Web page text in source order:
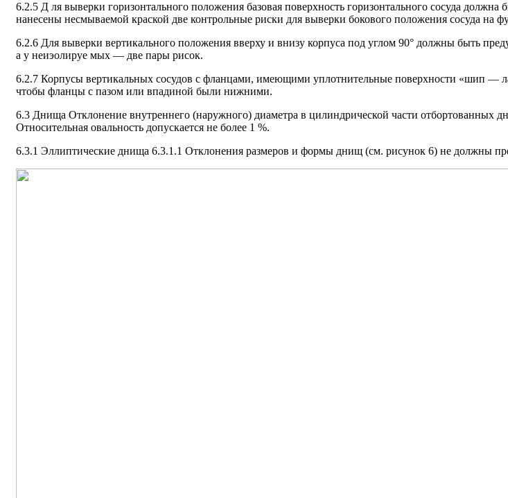
6.2.5 Д ля выверки горизонтального положения базовая поверхность горизонтального сосуда
нанесены несмываемой краской две контрольные риски для выверки бокового положения сосуда на
6.2.6 Для выверки вертикального положения вверху и внизу корпуса под углом 90° должны быть
а у неиэолируе мых — две пары рисок.
6.2.7 Корпусы вертикальных сосудов с фланцами, имеющими уплотнительные поверхности «шип —
чтобы фланцы с пазом или впадиной были нижними.
6.3 Днища Отклонение внутреннего (наружного) диаметра в цилиндрической части отбортованных
Относительная овальность допускается не более 1 %.
6.3.1 Эллиптические днища 6.3.1.1 Отклонения размеров и формы днищ (см. рисунок 6) не должны